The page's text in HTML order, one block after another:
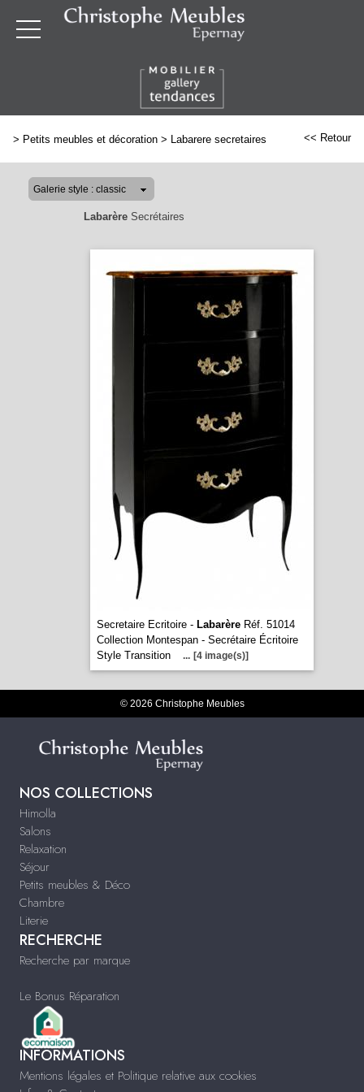
> Petits meubles et décoration > Labarere secretaires << Retour
LabarèreSecrétaires
Secretaire Ecritoire - LabarèreRéf. 51014
Collection Montespan - Secrétaire Écritoire
Style Transition
... [4 image(s)]
© 2026 Christophe Meubles
NOS COLLECTIONS
Himolla
Salons
Relaxation
Séjour
Petits meubles & Déco
Chambre
Literie
RECHERCHE
Recherche par marque
Le Bonus Réparation
INFORMATIONS
Mentions légales et Politique relative aux cookies